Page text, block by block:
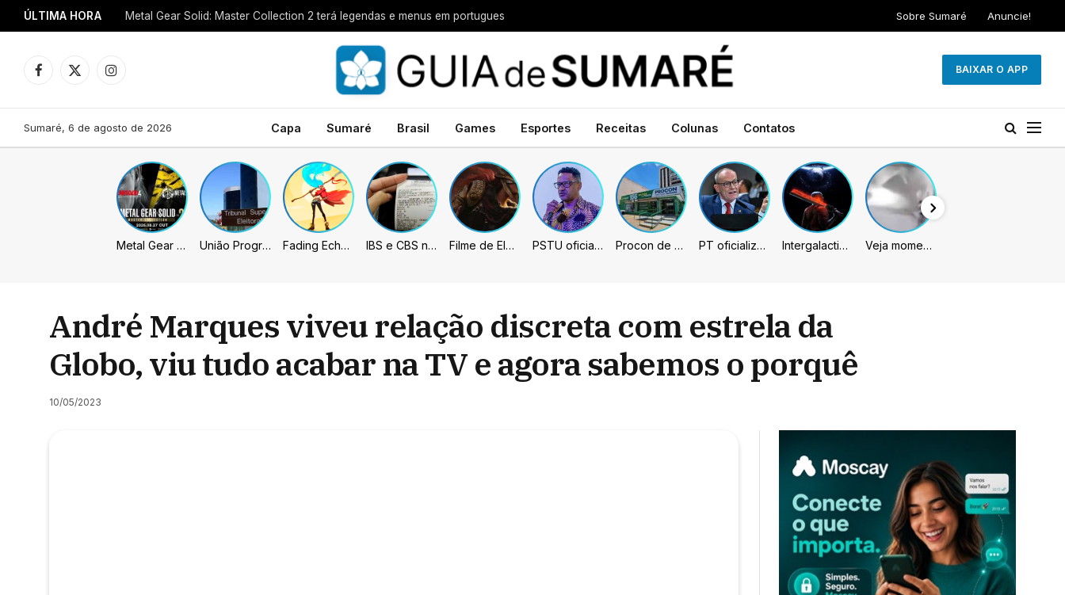
ÚLTIMA HORA Metal Gear Solid: Master Collection 2 terá legendas e menus em portugues Sobre Sumaré Anuncie!
Facebook
X
Instagram
BAIXAR O APP
Sumaré, 6 de agosto de 2026 Capa Sumaré Brasil Games Esportes Receitas Colunas Contatos
Metal Gear Solid: Master Collection 2 terá legendas e menus em portugues União Progressista e PL terão mais tempo de propaganda eleitoral Fading Echo – Review IBS e CBS necessitarão constar nas notas fiscais com início desta 2ª. Entenda Filme de Elden Ring tem gravações concluídas, mas ainda fica longe do lançamento PSTU oficializa Hertz Dias como candidato à Presidência da República Procon de Sumaré promove mutirão de renegociação de dívidas com bancos, empresas e concessionárias PT oficializa Contarato como candidato à reeleição ao Senado no ES Intergalactic: The Heretic Prophet pode chegar unicamente em 2027, indicam rumores Veja momento em que ex-jogador do Botafogo é atingido por muro no Rio
André Marques viveu relação discreta com estrela da
Globo, viu tudo acabar na TV e agora sabemos o porquê
10/05/2023